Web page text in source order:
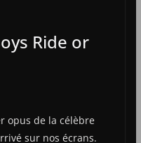
Ride or
opus de la célèbre
sur nos écrans.